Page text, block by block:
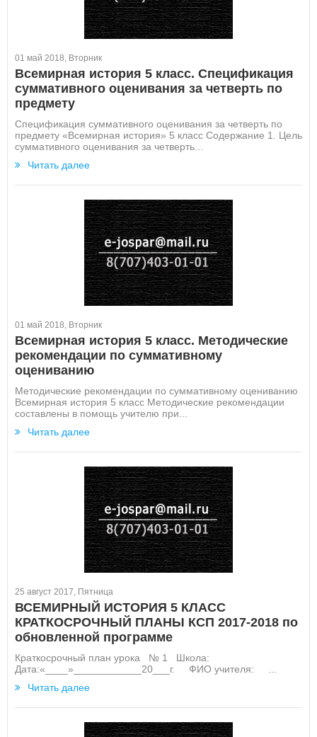
01 май 2018, Вторник
Всемирная история 5 класс. Спецификация
суммативного оценивания за четверть по
предмету
Спецификация суммативного оценивания за четверть по
предмету «Всемирная история» 5 класс Содержание 1. Цель
суммативного оценивания за четверть...
Читать далее
01 май 2018, Вторник
Всемирная история 5 класс. Методические
рекомендации по суммативному
оцениванию
Методические рекомендации по суммативному оцениванию
Всемирная история 5 класс Методические рекомендации
составлены в помощь учителю при...
Читать далее
25 август 2017, Пятница
ВСЕМИРНЫЙ ИСТОРИЯ 5 КЛАСС
КРАТКОСРОЧНЫЙ ПЛАНЫ КСП 2017-2018 по
обновленной программе
Краткосрочный план урока № 1 Школа:
Дата:«____»____________20___г. ФИО учителя: ...
Читать далее